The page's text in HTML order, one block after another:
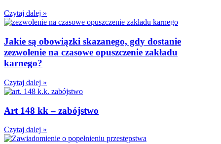
Czytaj dalej »
Jakie są obowiązki skazanego, gdy dostanie
zezwolenie na czasowe opuszczenie zakładu
karnego?
Czytaj dalej »
Art 148 kk – zabójstwo
Czytaj dalej »